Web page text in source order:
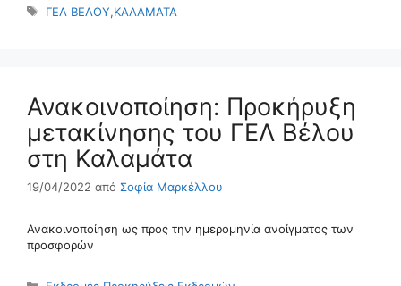
Ετικέτες
ΓΕΛ ΒΕΛΟΥ,ΚΑΛΑΜΑΤΑ
Ανακοινοποίηση: Προκήρυξη
μετακίνησης του ΓΕΛ Βέλου
στη Καλαμάτα
19/04/2022 από Σοφία Μαρκέλλου
Ανακοινοποίηση ως προς την ημερομηνία ανοίγματος των
προσφορών